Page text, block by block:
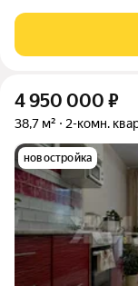
с безопасным
4 950 000 ₽
38,7 м² 2-комн.
новостройка